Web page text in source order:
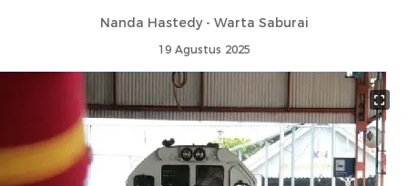
Nanda Hastedy - Warta Saburai
19 Agustus 2025